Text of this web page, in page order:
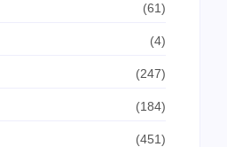
(61)
(4)
(247)
(184)
(451)